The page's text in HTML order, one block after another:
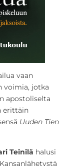
vaan
voimia, jotka
apostoliselta
erittäin
Uuden Tien
Teinilä halusi